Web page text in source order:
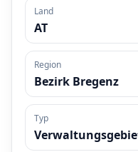
Land
AT
Region
Bezirk Bregenz
Typ